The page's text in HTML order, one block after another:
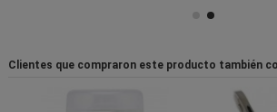
Clientes que compraron este producto también